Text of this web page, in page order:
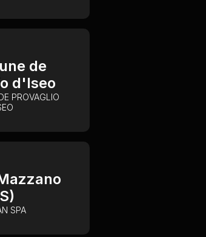
de
d'Iseo
PROVAGLIO
SPA